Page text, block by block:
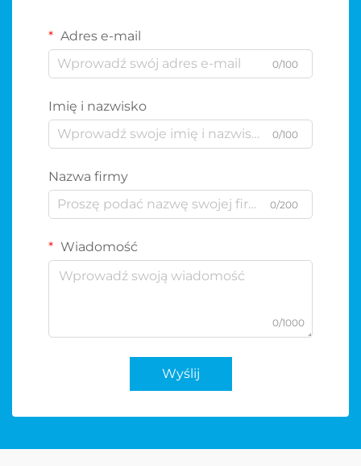
Adres e-mail
0/100
Imię i nazwisko
0/100
Nazwa firmy
0/200
Wiadomość
0/1000
Wyślij